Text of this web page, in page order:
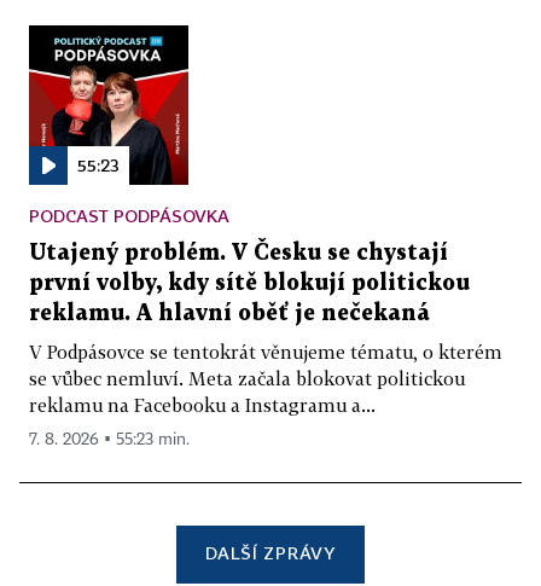
55:23
PODCAST PODPÁSOVKA
Utajený problém. V Česku se chystají
první volby, kdy sítě blokují politickou
reklamu. A hlavní oběť je nečekaná
V Podpásovce se tentokrát věnujeme tématu, o kterém
se vůbec nemluví. Meta začala blokovat politickou
reklamu na Facebooku a Instagramu a...
7. 8. 2026 ▪ 55:23 min.
DALŠÍ ZPRÁVY